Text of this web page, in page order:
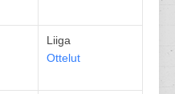
Liiga
Ottelut